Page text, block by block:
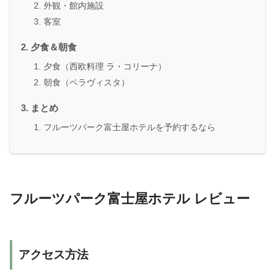
外観・館内施設
客室
夕食＆朝食
夕食（西欧料理 ラ・コリーナ）
朝食（ベラヴィスタ）
まとめ
フルーツパーク富士屋ホテルを予約するなら
フルーツパーク富士屋ホテル レビュー
アクセス方法